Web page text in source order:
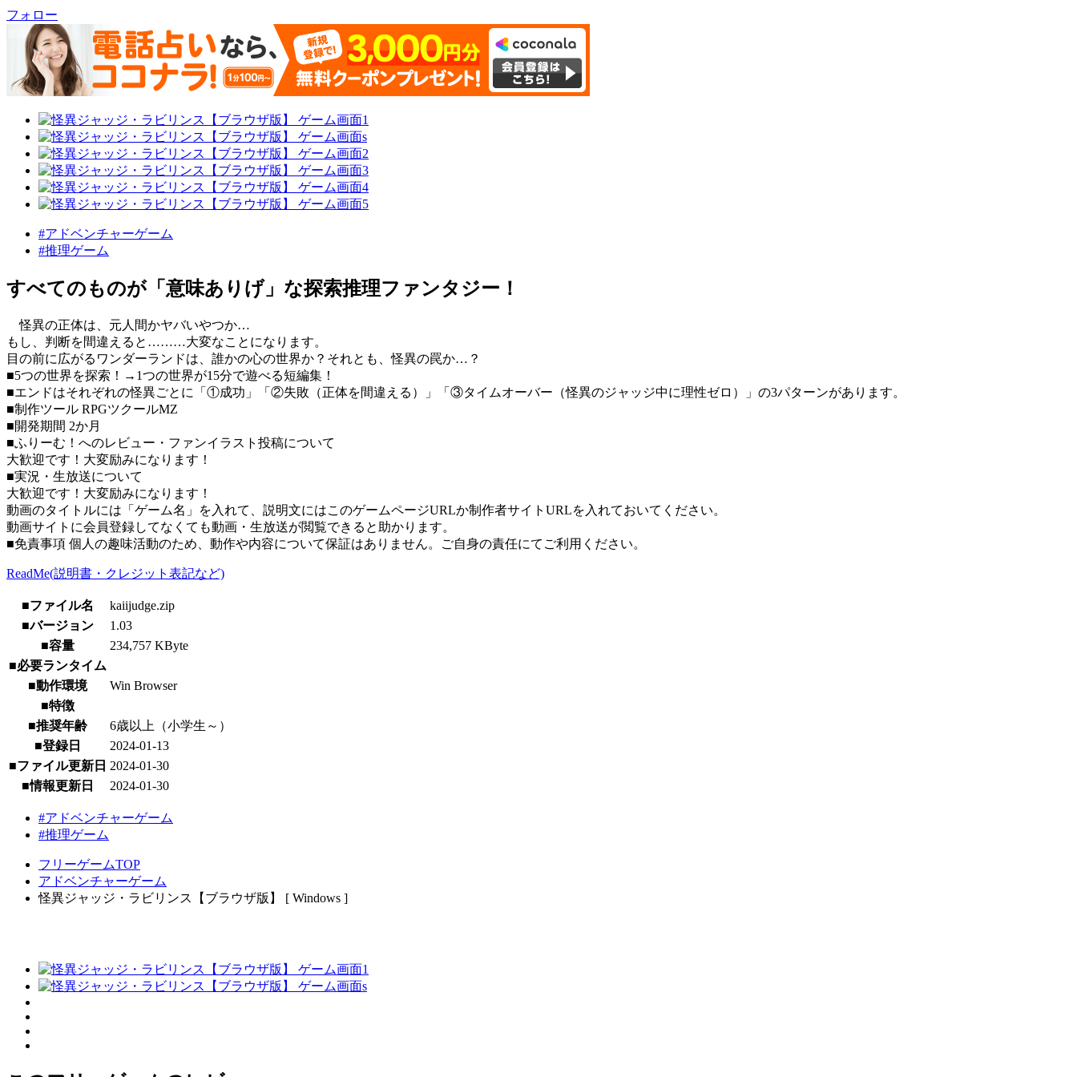
フォロー
#アドベンチャーゲーム
#推理ゲーム
すべてのものが「意味ありげ」な探索推理ファンタジー！
怪異の正体は、元人間かヤバいやつか…
もし、判断を間違えると………大変なことになります。
目の前に広がるワンダーランドは、誰かの心の世界か？それとも、怪異の罠か…？
■5つの世界を探索！→1つの世界が15分で遊べる短編集！
■エンドはそれぞれの怪異ごとに「①成功」「②失敗（正体を間違える）」「③タイムオーバー（怪異のジャッジ中に理性ゼロ）」の3パターンがあります。
■制作ツール RPGツクールMZ
■開発期間 2か月
■ふりーむ！へのレビュー・ファンイラスト投稿について
大歓迎です！大変励みになります！
■実況・生放送について
大歓迎です！大変励みになります！
動画のタイトルには「ゲーム名」を入れて、説明文にはこのゲームページURLか制作者サイトURLを入れておいてください。
動画サイトに会員登録してなくても動画・生放送が閲覧できると助かります。
■免責事項 個人の趣味活動のため、動作や内容について保証はありません。ご自身の責任にてご利用ください。
ReadMe(説明書・クレジット表記など)
■ファイル名
kaiijudge.zip
■バージョン
1.03
■容量
234,757 KByte
■必要ランタイム
■動作環境
Win Browser
■特徴
■推奨年齢
6歳以上（小学生～）
■登録日
2024-01-13
■ファイル更新日 2024-01-30
■情報更新日
2024-01-30
#アドベンチャーゲーム
#推理ゲーム
フリーゲームTOP
アドベンチャーゲーム
怪異ジャッジ・ラビリンス【ブラウザ版】 [ Windows ]